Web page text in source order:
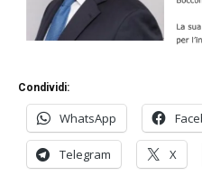
Condividi:
WhatsApp
Telegram X